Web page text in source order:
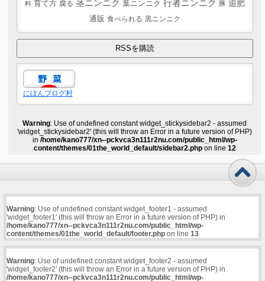
料 育て方 腐る 茎ニンニク 葉ニンニク 行者ニンニク 豚 追肥
通販 食べられる 黒ニンニク
にほんブログ村
Warning: Use of undefined constant widget_stickysidebar2 - assumed
'widget_stickysidebar2' (this will throw an Error in a future version of PHP)
in /home/kano777/xn--pckvca3n111r2nu.com/public_html/wp-
content/themes/01the_world_default/sidebar2.phpon line 12
Warning: Use of undefined constant widget_footer1 - assumed
'widget_footer1' (this will throw an Error in a future version of PHP) in
/home/kano777/xn--pckvca3n111r2nu.com/public_html/wp-
content/themes/01the_world_default/footer.phpon line 13
Warning: Use of undefined constant widget_footer2 - assumed
'widget_footer2' (this will throw an Error in a future version of PHP) in
/home/kano777/xn--pckvca3n111r2nu.com/public_html/wp-